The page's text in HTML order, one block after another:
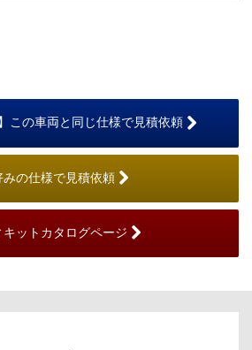
この車両と同じ仕様で見積依頼
みの仕様で見積依頼
キットカタログページ